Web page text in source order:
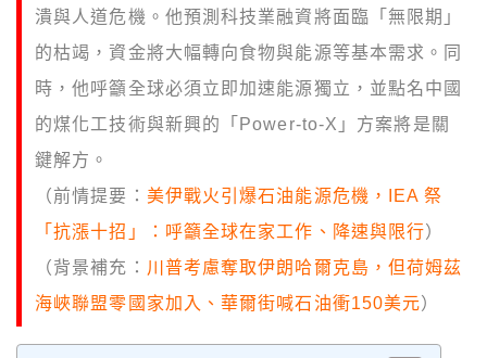
潰與人道危機。他預測科技業融資將面臨「無限期」
的枯竭，資金將大幅轉向食物與能源等基本需求。同
時，他呼籲全球必須立即加速能源獨立，並點名中國
的煤化工技術與新興的「Power-to-X」方案將是關
鍵解方。
（前情提要： 美伊戰火引爆石油能源危機，IEA 祭
「抗漲十招」：呼籲全球在家工作、降速與限行）
（背景補充： 川普考慮奪取伊朗哈爾克島，但荷姆茲
海峽聯盟零國家加入、華爾街喊石油衝150美元）